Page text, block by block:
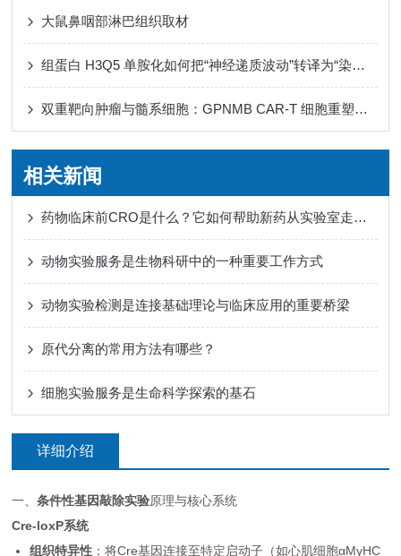
大鼠鼻咽部淋巴组织取材
组蛋白 H3Q5 单胺化如何把“神经递质波动”转译为“染色质节律”
双重靶向肿瘤与髓系细胞：GPNMB CAR-T 细胞重塑免疫微环境
相关新闻
药物临床前CRO是什么？它如何帮助新药从实验室走向人体试验？
动物实验服务是生物科研中的一种重要工作方式
动物实验检测是连接基础理论与临床应用的重要桥梁
原代分离的常用方法有哪些？
细胞实验服务是生命科学探索的基石
详细介绍
一、条件性基因敲除实验原理与核心系统
Cre-loxP系统
组织特异性 ：将Cre基因连接至特定启动子（如心肌细胞αMyHC